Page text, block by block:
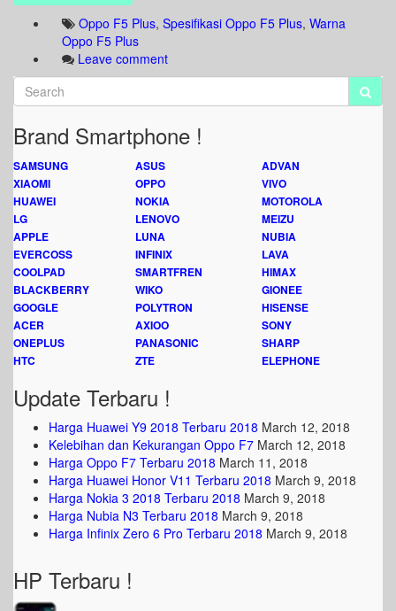
Oppo F5 Plus, Spesifikasi Oppo F5 Plus, Warna
Oppo F5 Plus
Leave comment
Brand Smartphone !
SAMSUNG ASUS
ADVAN
XIAOMI
OPPO
VIVO
HUAWEI
NOKIA
MOTOROLA
LG
LENOVO
MEIZU
APPLE
LUNA
NUBIA
EVERCOSS
INFINIX
LAVA
COOLPAD
SMARTFREN
HIMAX
BLACKBERRY
WIKO
GIONEE
GOOGLE
POLYTRON
HISENSE
ACER
AXIOO
SONY
ONEPLUS
PANASONIC
SHARP
HTC
ZTE ELEPHONE
Update Terbaru !
Harga Huawei Y9 2018 Terbaru 2018 March 12, 2018
Kelebihan dan Kekurangan Oppo F7 March 12, 2018
Harga Oppo F7 Terbaru 2018 March 11, 2018
Harga Huawei Honor V11 Terbaru 2018 March 9, 2018
Harga Nokia 3 2018 Terbaru 2018 March 9, 2018
Harga Nubia N3 Terbaru 2018 March 9, 2018
Harga Infinix Zero 6 Pro Terbaru 2018 March 9, 2018
HP Terbaru !